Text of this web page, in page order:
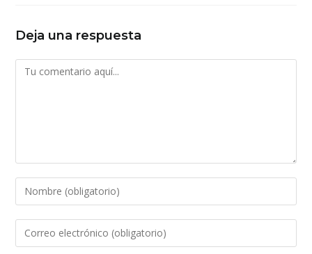
Deja una respuesta
Comentario
Introduce
tu
nombre
Introduce
tu